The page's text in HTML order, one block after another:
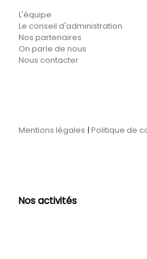
L'équipe
Le conseil d'administration
Nos partenaires
On parle de nous
Nous contacter
Mentions légales |Politique de
Nos activités